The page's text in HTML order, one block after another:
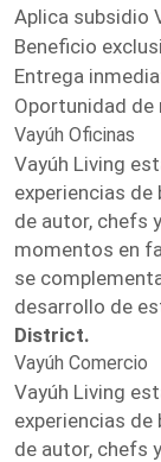
Aplica subsidio
Beneficio
Entrega
Oportunidad de
Vayúh Oficinas
Vayúh Living
experiencias
de autor, chefs
momentos en
se
desarrollo de
District.
Vayúh Comercio
Vayúh Living
experiencias
de autor, chefs